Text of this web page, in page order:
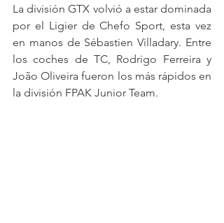
La división GTX volvió a estar dominada
por el Ligier de Chefo Sport, esta vez
en manos de Sébastien Villadary. Entre
los coches de TC, Rodrigo Ferreira y
João Oliveira fueron los más rápidos en
la división FPAK Junior Team.